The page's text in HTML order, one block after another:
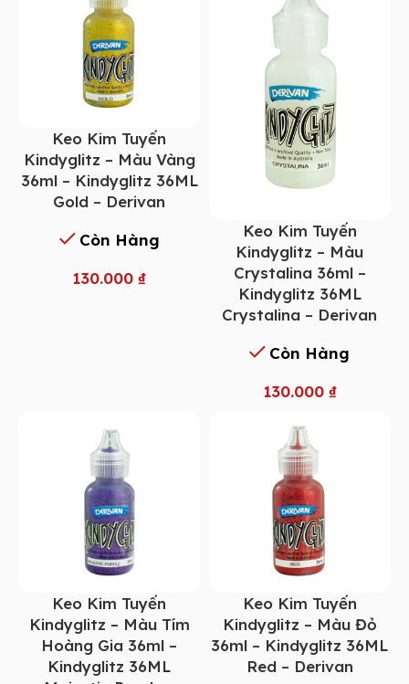
Keo Kim Tuyến
Kindyglitz – Màu Vàng
36ml – Kindyglitz 36ML
Gold – Derivan
Còn Hàng
130.000 ₫
Keo Kim Tuyến
Kindyglitz – Màu
Crystalina 36ml –
Kindyglitz 36ML
Crystalina – Derivan
Còn Hàng
130.000 ₫
Keo Kim Tuyến
Kindyglitz – Màu Tím
Hoàng Gia 36ml –
Kindyglitz 36ML
Keo Kim Tuyến
Kindyglitz – Màu Đỏ
36ml – Kindyglitz 36ML
Red – Derivan